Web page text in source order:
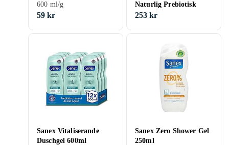
600 ml/g
59 kr
Naturlig Prebiotisk
Formel
253 kr
Sanex Vitaliserande
Duschgel 600ml
Sanex Zero Shower Gel
250ml